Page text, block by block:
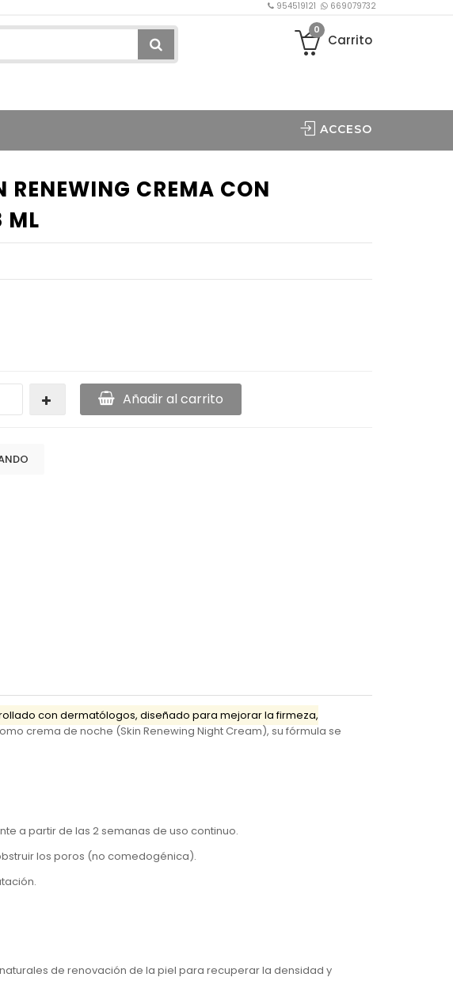
954519121 669079732
0
Carrito
ACCESO
RENEWING CREMA CON
ML
Añadir al carrito
con dermatólogos, diseñado para mejorar la firmeza,
crema de noche (Skin Renewing Night Cream), su fórmula se
a partir de las 2 semanas de uso continuo.
los poros (no comedogénica).
de renovación de la piel para recuperar la densidad y